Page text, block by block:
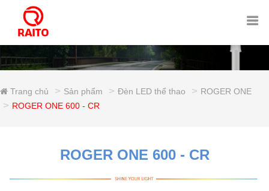
Trang chủ Sản phẩm Đèn LED thể thao
ROGER ONE
ROGER ONE 600 - CR
ROGER ONE 600 - CR